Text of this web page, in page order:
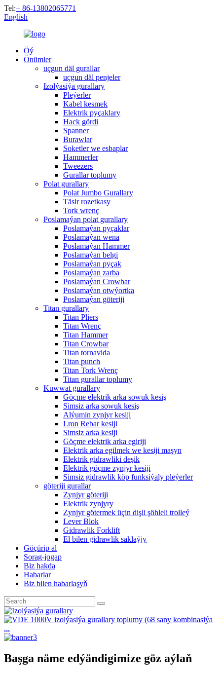
Tel:+ 86-13802065771
English
Öý
Önümler
uçgun däl gurallar
uçgun däl penjeler
Izolýasiýa gurallary
Pleýerler
Kabel kesmek
Elektrik pyçaklary
Hack gördi
Spanner
Burawlar
Soketler we esbaplar
Hammerler
Tweezers
Gurallar toplumy
Polat gurallary
Polat Jumbo Gurallary
Täsir rozetkasy
Tork wrenç
Poslamaýan polat gurallary
Poslamaýan pyçaklar
Poslamaýan wena
Poslamaýan Hammer
Poslamaýan belgi
Poslamaýan pyçak
Poslamaýan zarba
Poslamaýan Crowbar
Poslamaýan otwýortka
Poslamaýan göteriji
Titan gurallary
Titan Pliers
Titan Wrenç
Titan Hammer
Titan Crowbar
Titan tornavida
Titan punch
Titan Tork Wrenç
Titan gurallar toplumy
Kuwwat gurallary
Göçme elektrik arka sowuk kesiş
Simsiz arka sowuk kesiş
Alýumin zynjyr kesiji
Lron Rebar kesiji
Simsiz arka kesiji
Göçme elektrik arka egiriji
Elektrik arka egilmek we kesiji maşyn
Elektrik gidrawliki deşik
Elektrik göçme zynjyr kesiji
Simsiz gidrawlik köp funksiýaly pleýerler
göteriji gurallar
Zynjyr göteriji
Elektrik zynjyry
Zynjyr götermek üçin dişli şöhleli trolleý
Lever Blok
Gidrawlik Forklift
El bilen gidrawlik saklaýjy
Göçürip al
Sorag-jogap
Biz hakda
Habarlar
Biz bilen habarlaşyň
Başga näme edýändigimize göz aýlaň